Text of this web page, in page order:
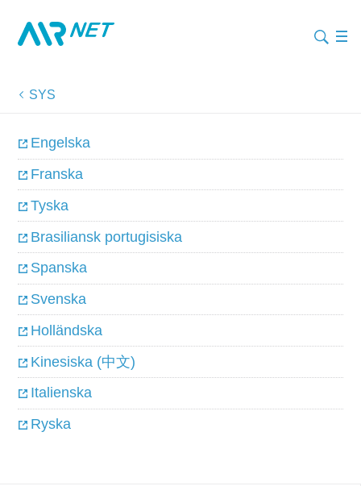
SYS
Engelska
Franska
Tyska
Brasiliansk portugisiska
Spanska
Svenska
Holländska
Kinesiska (中文)
Italienska
Ryska